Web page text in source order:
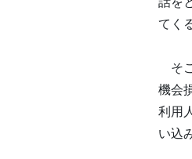
てく
そ
機会
利用
い込